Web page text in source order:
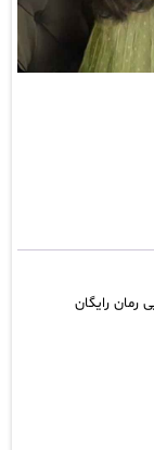
رمان رایگان